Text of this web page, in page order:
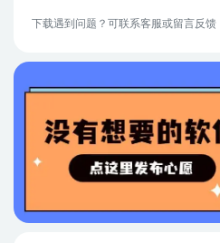
下载遇到问题？可联系客服或留言反馈